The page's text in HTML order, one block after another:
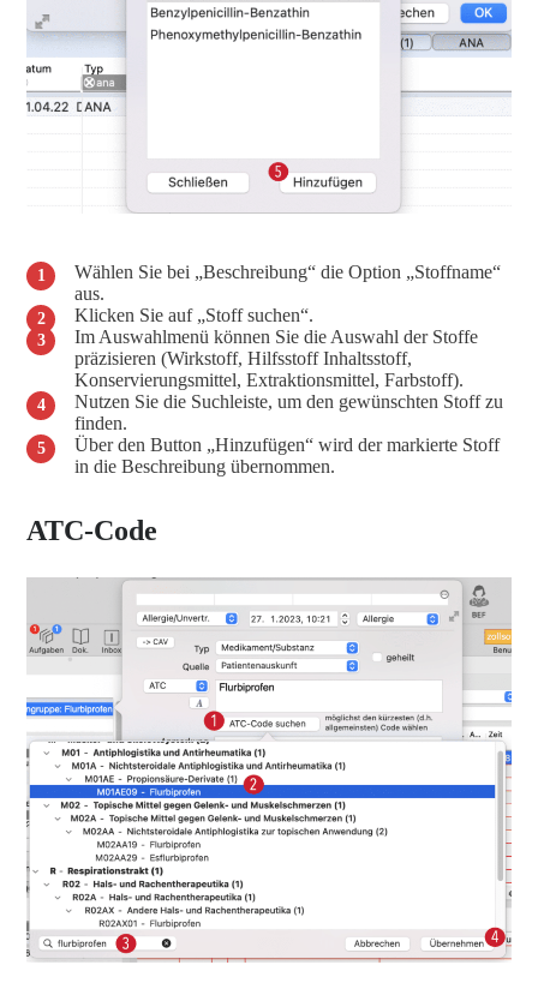
Wählen Sie bei „Beschreibung“ die Option „Stoffname“
aus.
Klicken Sie auf „Stoff suchen“.
Im Auswahlmenü können Sie die Auswahl der Stoffe
präzisieren (Wirkstoff, Hilfsstoff Inhaltsstoff,
Konservierungsmittel, Extraktionsmittel, Farbstoff).
Nutzen Sie die Suchleiste, um den gewünschten Stoff zu
finden.
Über den Button „Hinzufügen“ wird der markierte Stoff
in die Beschreibung übernommen.
ATC-Code